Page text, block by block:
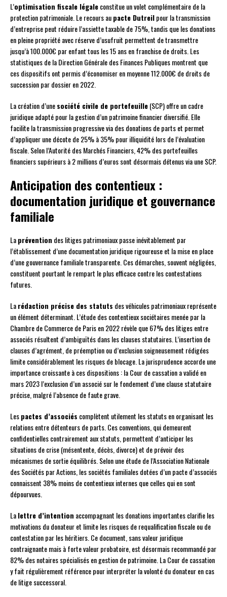
L’optimisation fiscale légaleconstitue un volet complémentaire de la
protection patrimoniale. Le recours aupacte Dutreilpour la transmission
d’entreprise peut réduire l’assiette taxable de 75%, tandis que les donations
en pleine propriété avec réserve d’usufruit permettent de transmettre
jusqu’à 100.000€ par enfant tous les 15 ans en franchise de droits. Les
statistiques de la Direction Générale des Finances Publiques montrent que
ces dispositifs ont permis d’économiser en moyenne 112.000€ de droits de
succession par dossier en 2022.
La création d’unesociété civile de portefeuille(SCP) offre un cadre
juridique adapté pour la gestion d’un patrimoine financier diversifié. Elle
facilite la transmission progressive via des donations de parts et permet
d’appliquer une décote de 25% à 35% pour illiquidité lors de l’évaluation
fiscale. Selon l’Autorité des Marchés Financiers, 42% des portefeuilles
financiers supérieurs à 2 millions d’euros sont désormais détenus via une SCP.
Anticipation des contentieux :
documentation juridique et gouvernance
familiale
Laprévention des litiges patrimoniaux passe inévitablement par
l’établissement d’une documentation juridique rigoureuse et la mise en place
d’une gouvernance familiale transparente. Ces démarches, souvent négligées,
constituent pourtant le rempart le plus efficace contre les contestations
futures.
Larédaction précise des statuts des véhicules patrimoniaux représente
un élément déterminant. L’étude des contentieux sociétaires menée par la
Chambre de Commerce de Paris en 2022 révèle que 67% des litiges entre
associés résultent d’ambiguïtés dans les clauses statutaires. L’insertion de
clauses d’agrément, de préemption ou d’exclusion soigneusement rédigées
limite considérablement les risques de blocage. La jurisprudence accorde une
importance croissante à ces dispositions : la Cour de cassation a validé en
mars 2023 l’exclusion d’un associé sur le fondement d’une clause statutaire
précise, malgré l’absence de faute grave.
Lespactes d’associés complètent utilement les statuts en organisant les
relations entre détenteurs de parts. Ces conventions, qui demeurent
confidentielles contrairement aux statuts, permettent d’anticiper les
situations de crise (mésentente, décès, divorce) et de prévoir des
mécanismes de sortie équilibrés. Selon une étude de l’Association Nationale
des Sociétés par Actions, les sociétés familiales dotées d’un pacte d’associés
connaissent 38% moins de contentieux internes que celles qui en sont
dépourvues.
Lalettre d’intention accompagnant les donations importantes clarifie les
motivations du donateur et limite les risques de requalification fiscale ou de
contestation par les héritiers. Ce document, sans valeur juridique
contraignante mais à forte valeur probatoire, est désormais recommandé par
82% des notaires spécialisés en gestion de patrimoine. La Cour de cassation
y fait régulièrement référence pour interpréter la volonté du donateur en cas
de litige successoral.